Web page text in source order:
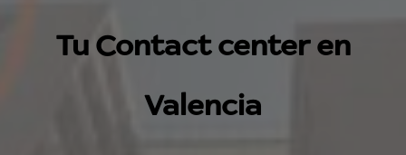
Conoce Tu-Voz
Tu Contact center en
Valencia